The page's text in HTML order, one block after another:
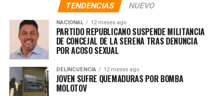
TENDENCIAS NUEVO
NACIONAL 12 meses ago
PARTIDO REPUBLICANO SUSPENDE MILITANCIA
DE CONCEJAL DE LA SERENA TRAS DENUNCIA
POR ACOSO SEXUAL
DELINCUENCIA 12 meses ago
JOVEN SUFRE QUEMADURAS POR BOMBA
MOLOTOV